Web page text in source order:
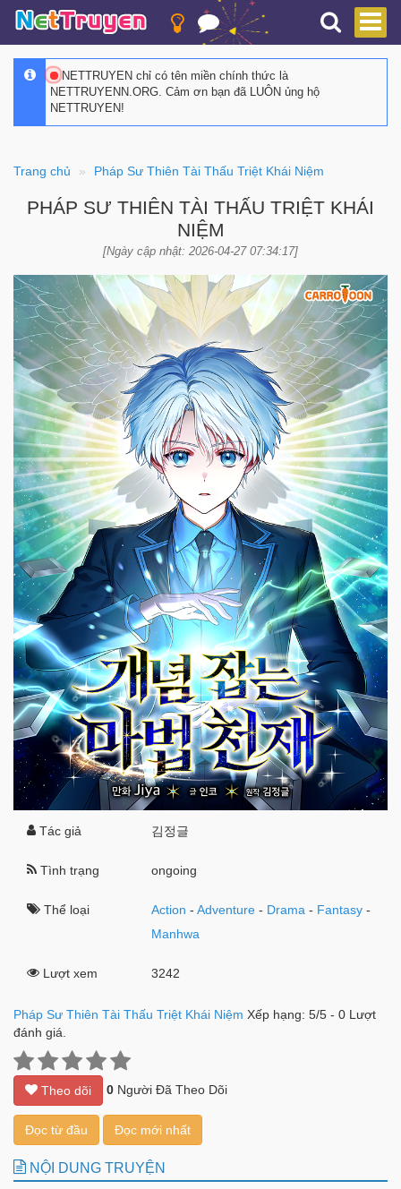
NETTRUYEN chỉ có tên miền chính thức là
NETTRUYENN.ORG. Cảm ơn bạn đã LUÔN ủng hộ
NETTRUYEN!
Trang chủ Pháp Sư Thiên Tài Thấu Triệt Khái Niệm
PHÁP SƯ THIÊN TÀI THẤU TRIỆT KHÁI
NIỆM
[Ngày cập nhật: 2026-04-27 07:34:17]
Tác giả 김정글
Tình trạng ongoing
Thể loại Action -Adventure - Drama - Fantasy -
Manhwa
Lượt xem 3242
Pháp Sư Thiên Tài Thấu Triệt Khái Niệm Xếp hạng: 5/5 - 0 Lượt
đánh giá.
Theo dõi 0 Người Đã Theo Dõi
Đọc từ đầu Đọc mới nhất
NỘI DUNG TRUYỆN